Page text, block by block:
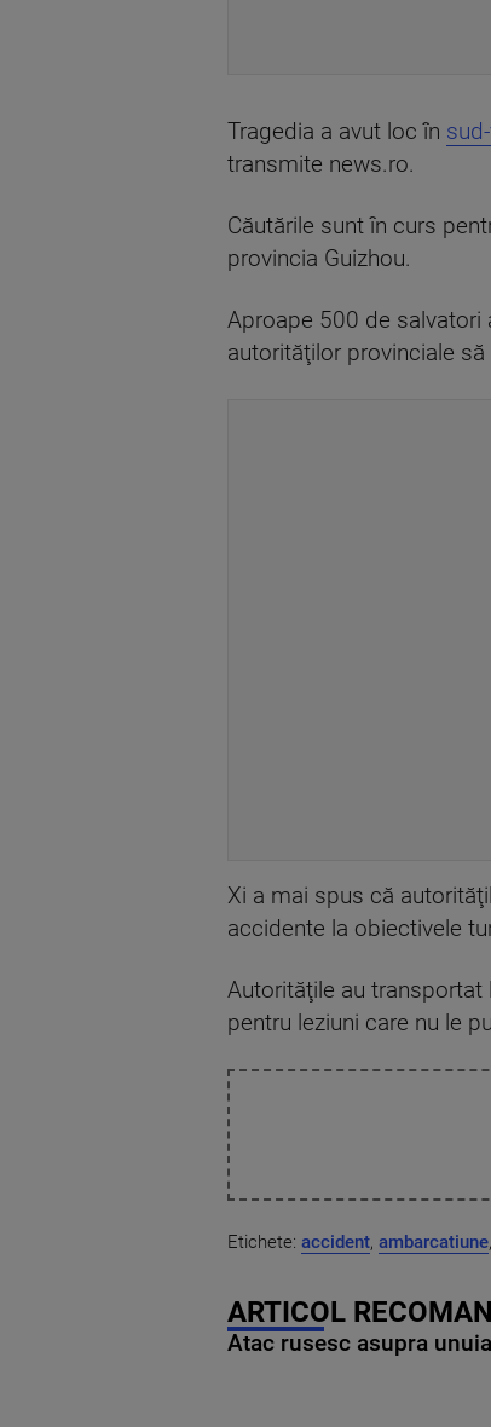
Tragedia a avut loc în
transmite news.ro.
Căutările sunt în curs
provincia Guizhou.
Aproape 500 de salvatori
autorităţilor provinciale să
Xi a mai spus că
accidente la obiectivele
Autorităţile au transportat
pentru leziuni care nu le
Etichete: accident, ambarcatiune,
ARTICOL
Atac rusesc asupra